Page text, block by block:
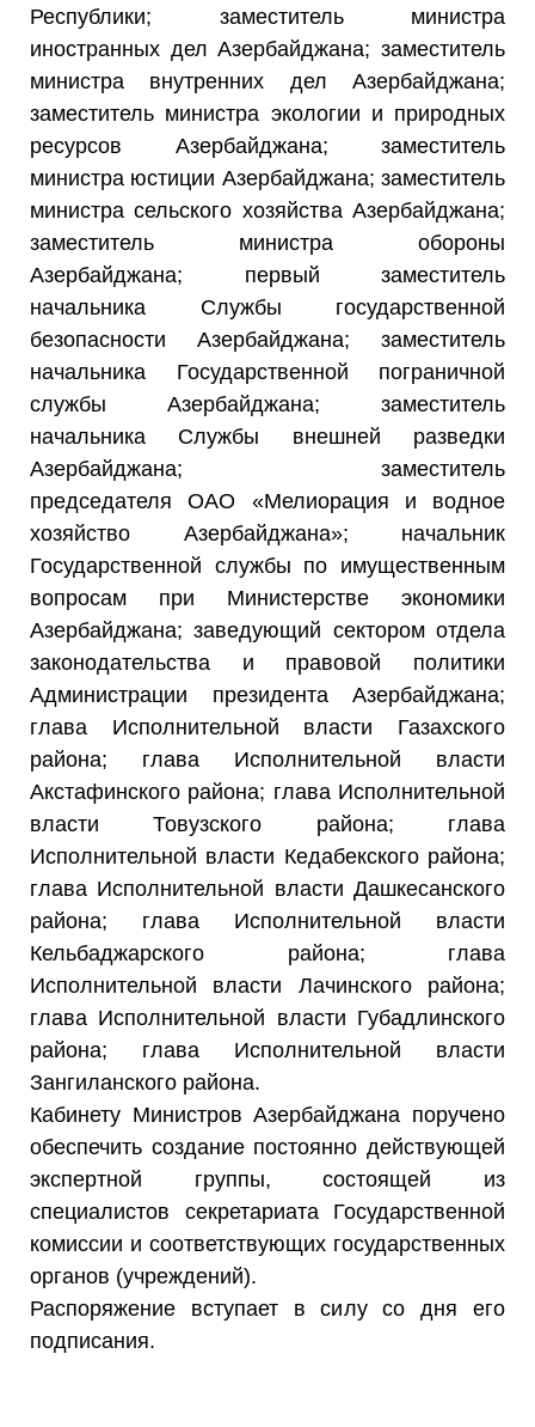
Республики; заместитель министра
иностранных дел Азербайджана; заместитель
министра внутренних дел Азербайджана;
заместитель министра экологии и природных
ресурсов Азербайджана; заместитель
министра юстиции Азербайджана; заместитель
министра сельского хозяйства Азербайджана;
заместитель министра обороны
Азербайджана; первый заместитель
начальника Службы государственной
безопасности Азербайджана; заместитель
начальника Государственной пограничной
службы Азербайджана; заместитель
начальника Службы внешней разведки
Азербайджана; заместитель
председателя ОАО «Мелиорация и водное
хозяйство Азербайджана»; начальник
Государственной службы по имущественным
вопросам при Министерстве экономики
Азербайджана; заведующий сектором отдела
законодательства и правовой политики
Администрации президента Азербайджана;
глава Исполнительной власти Газахского
района; глава Исполнительной власти
Акстафинского района; глава Исполнительной
власти Товузского района; глава
Исполнительной власти Кедабекского района;
глава Исполнительной власти Дашкесанского
района; глава Исполнительной власти
Кельбаджарского района; глава
Исполнительной власти Лачинского района;
глава Исполнительной власти Губадлинского
района; глава Исполнительной власти
Зангиланского района.
Кабинету Министров Азербайджана поручено
обеспечить создание постоянно действующей
экспертной группы, состоящей из
специалистов секретариата Государственной
комиссии и соответствующих государственных
органов (учреждений).
Распоряжение вступает в силу со дня его
подписания.